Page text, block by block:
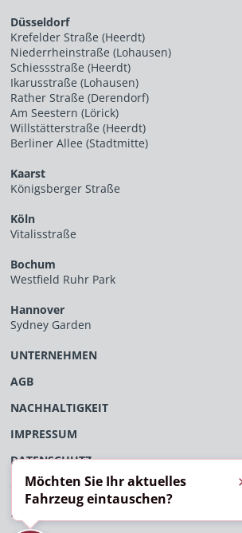
Düsseldorf
Krefelder Straße (Heerdt)
Niederrheinstraße (Lohausen)
Schiessstraße (Heerdt)
Ikarusstraße (Lohausen)
Rather Straße (Derendorf)
Am Seestern (Lörick)
Willstätterstraße (Heerdt)
Berliner Allee (Stadtmitte)
Kaarst
Königsberger Straße
Köln
Vitalisstraße
Bochum
Westfield Ruhr Park
Hannover
Sydney Garden
UNTERNEHMEN
AGB
NACHHALTIGKEIT
IMPRESSUM
DATENSCHUTZ
ÖFFENTLICHES VERFAHRENSVERZEICHNIS
EU-DATENVERORDNUNG
Möchten Sie Ihr aktuelles
Fahrzeug eintauschen?